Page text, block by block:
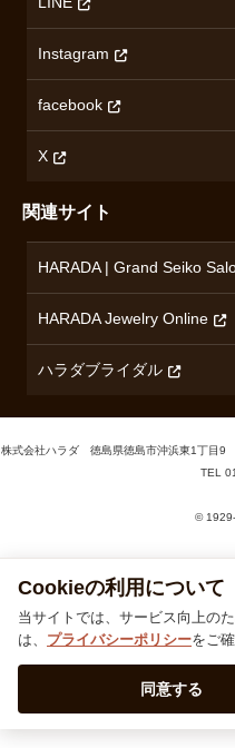
ロンジン
チューダー
ブランド一覧を見る
特定商取引法に基づく表記
プライバシーポリシー
無断転載・商用利用について
コンテンツ制作ポリシーお
Instagram
facebook
X
関連サイト
HARADA | Grand Seiko
HARADA Jewelry Online
ハラダブライダル
株式会社ハラダ 徳島県徳島市沖浜東1丁目9
TEL
©
Cookieの利用について
当サイトでは、サービス向上の
は、 プライバシーポリシー をご